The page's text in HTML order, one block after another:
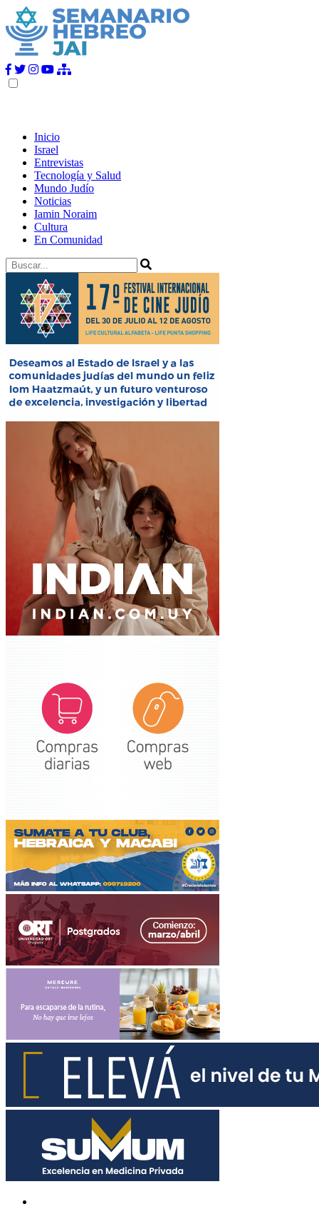
Inicio
Israel
Entrevistas
Tecnología y Salud
Mundo Judío
Noticias
Iamin Noraim
Cultura
En Comunidad